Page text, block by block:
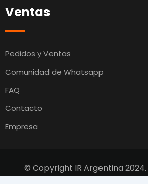
Ventas
Pedidos y Ventas
Comunidad de Whatsapp
FAQ
Contacto
Empresa
© Copyright IR Argentina